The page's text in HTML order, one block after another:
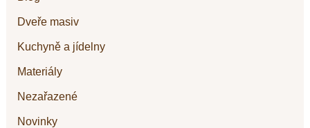
Dveře masiv
Kuchyně a jídelny
Materiály
Nezařazené
Novinky